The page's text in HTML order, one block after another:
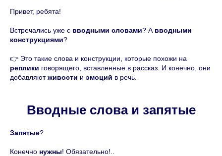
Привет, ребята!
Встречались уже с вводными словами? А вводными
конструкциями?
👉 Это такие слова и конструкции, которые похожи на
реплики говорящего, вставленные в рассказ. И конечно, они
добавляютживости и эмоций в речь.
Вводные слова и запятые
Запятые?
Конечно нужны! Обязательно!..